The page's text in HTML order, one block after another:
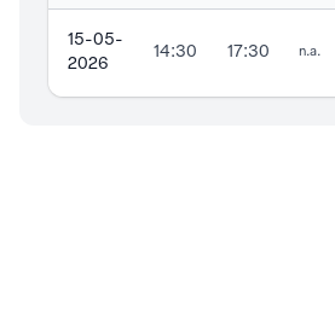
15-05-
2026
14:30 17:30 n.a.